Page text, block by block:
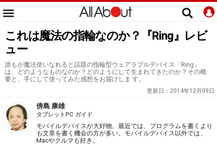
これは魔法の指輪なのか？『Ring』レビ
ュー
誰もが魔法使いなれると話題の指輪型ウェアラブルデバイス「Ring」
は、どのようなものなのか？どのようにして生まれてきたのか？その概
要と、手にして使ってみた感想をお届けしま す。
更新日： 2014年12月09日
傍島 康雄
タブレットPC ガイド
モバイルデバイスが大好物。最近では、プログラムを書くより
も文章を書く機会の方が多い。モバイルデバイス以外では、
Macやクルマも好き。